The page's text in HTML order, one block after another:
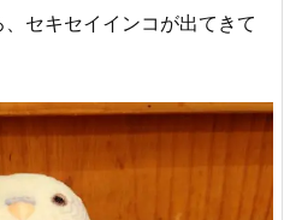
セキセイインコが出てきて